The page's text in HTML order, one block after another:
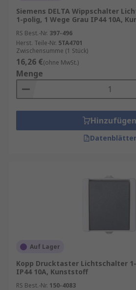
Siemens DELTA Wippschalter
1-polig, 1 Wege Grau IP44 10A,
RS Best.-Nr. 397-496
Herst. Teile-Nr. 5TA4701
Zwischensumme (1 Stück)
16,26 €(ohne MwSt.)
Menge
Hinzufügen
Datenblätter
Auf Lager
Kopp Drucktaster Lichtschalter
IP44 10A, Kunststoff
RS Best.-Nr. 150-4083